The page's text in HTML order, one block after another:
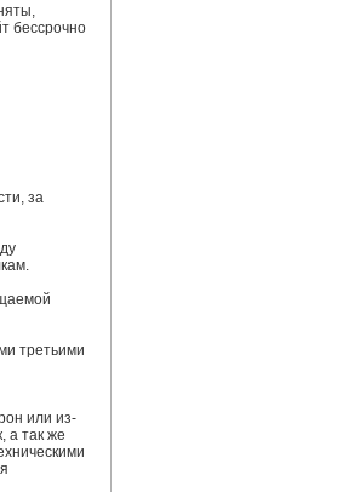
бессрочно
за
третьими
или из-
а так же